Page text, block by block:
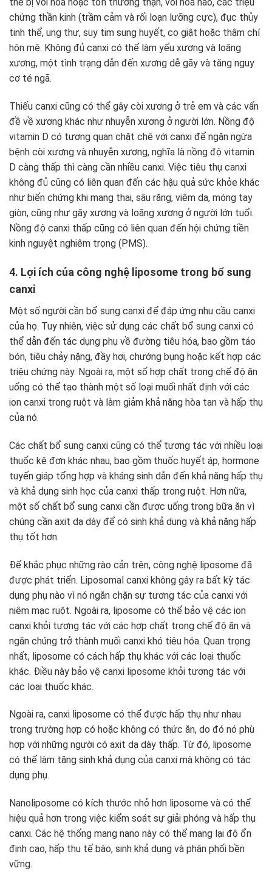
thể bị vôi hóa hoặc tổn thương thận, vôi hóa não, các triệu
chứng thần kinh (trầm cảm và rối loạn lưỡng cực), đục thủy
tinh thể, ung thư, suy tim sung huyết, co giật hoặc thậm chí
hôn mê. Không đủ canxi có thể làm yếu xương và loãng
xương, một tình trạng dẫn đến xương dễ gãy và tăng nguy
cơ té ngã.
Thiếu canxi cũng có thể gây còi xương ở trẻ em và các vấn
đề về xương khác như nhuyễn xương ở người lớn. Nồng độ
vitamin D có tương quan chặt chẽ với canxi để ngăn ngừa
bệnh còi xương và nhuyễn xương, nghĩa là nồng độ vitamin
D càng thấp thì càng cần nhiều canxi. Việc tiêu thụ canxi
không đủ cũng có liên quan đến các hậu quả sức khỏe khác
như biến chứng khi mang thai, sâu răng, viêm da, móng tay
giòn, cũng như gãy xương và loãng xương ở người lớn tuổi.
Nồng độ canxi thấp cũng có liên quan đến hội chứng tiền
kinh nguyệt nghiêm trọng (PMS).
4. Lợi ích của công nghệ liposome trong bổ sung
canxi
Một số người cần bổ sung canxi để đáp ứng nhu cầu canxi
của họ. Tuy nhiên, việc sử dụng các chất bổ sung canxi có
thể dẫn đến tác dụng phụ về đường tiêu hóa, bao gồm táo
bón, tiêu chảy nặng, đầy hơi, chướng bụng hoặc kết hợp các
triệu chứng này. Ngoài ra, một số hợp chất trong chế độ ăn
uống có thể tạo thành một số loại muối nhất định với các
ion canxi trong ruột và làm giảm khả năng hòa tan và hấp thụ
của nó.
Các chất bổ sung canxi cũng có thể tương tác với nhiều loại
thuốc kê đơn khác nhau, bao gồm thuốc huyết áp, hormone
tuyến giáp tổng hợp và kháng sinh dẫn đến khả năng hấp thụ
và khả dụng sinh học của canxi thấp trong ruột. Hơn nữa,
một số chất bổ sung canxi cần được uống trong bữa ăn vì
chúng cần axit dạ dày để có sinh khả dụng và khả năng hấp
thụ tốt hơn.
Để khắc phục những rào cản trên, công nghệ liposome đã
được phát triển. Liposomal canxi không gây ra bất kỳ tác
dụng phụ nào vì nó ngăn chặn sự tương tác của canxi với
niêm mạc ruột. Ngoài ra, liposome có thể bảo vệ các ion
canxi khỏi tương tác với các hợp chất trong chế độ ăn và
ngăn chúng trở thành muối canxi khó tiêu hóa. Quan trọng
nhất, liposome có cách hấp thụ khác với các loại thuốc
khác. Điều này bảo vệ canxi liposome khỏi tương tác với
các loại thuốc khác.
Ngoài ra, canxi liposome có thể được hấp thụ như nhau
trong trường hợp có hoặc không có thức ăn, do đó nó phù
hợp với những người có axit dạ dày thấp. Từ đó, liposome
có thể làm tăng sinh khả dụng của canxi mà không có tác
dụng phụ.
Nanoliposome có kích thước nhỏ hơn liposome và có thể
hiệu quả hơn trong việc kiểm soát sự giải phóng và hấp thụ
canxi. Các hệ thống mang nano này có thể mang lại độ ổn
định cao, hấp thu tế bào, sinh khả dụng và phân phối bền
vững.